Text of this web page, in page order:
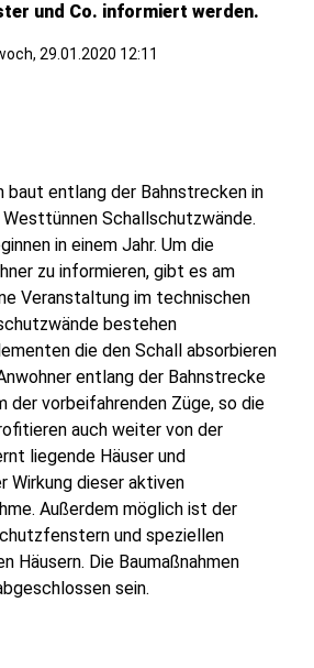
und Co. informiert werden.
29.01.2020 12:11
baut entlang der Bahnstrecken in
Schallschutzwände.
in einem Jahr. Um die
zu informieren, gibt es am
Veranstaltung im technischen
bestehen
die den Schall absorbieren
entlang der Bahnstrecke
der vorbeifahrenden Züge, so die
auch weiter von der
liegende Häuser und
Wirkung dieser aktiven
Außerdem möglich ist der
und speziellen
Häusern. Die Baumaßnahmen
sein.